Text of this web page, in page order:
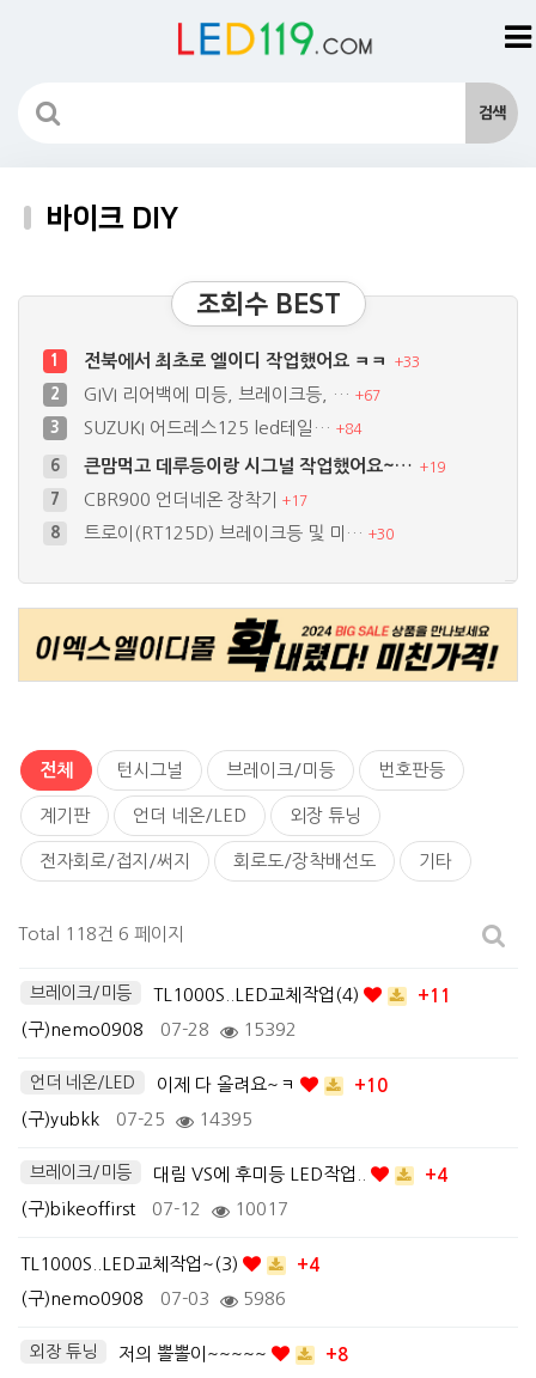
바이크 DIY
조회수 BEST
6 큰맘먹고 데루등이랑 시그널 작업했어요~… +19
7 CBR900 언더네온 장착기 +17
8 트로이(RT125D) 브레이크등 및 미… +30
4 간단한 언더네온 작업+26
5 세상 하나뿐이 바이크? 가장 비싼 ^^…+19
1 전북에서 최초로 엘이디 작업했어요 ㅋㅋ +33
2 GIVI 리어백에 미등, 브레이크등, … +67
3 SUZUKI 어드레스125 led테일… +84
전체 턴시그널 브레이크/미등 번호판등
계기판 언더 네온/LED 외장 튜닝
전자회로/접지/써지 회로도/장착배선도 기타
Total 118건 6 페이지
브레이크/미등 TL1000S..LED교체작업(4)
+11
(구)nemo0908
07-28 15392
언더 네온/LED 이제 다 올려요~ㅋ
+10
(구)yubkk
07-25 14395
브레이크/미등 대림 VS에 후미등 LED작업..
+4
(구)bikeoffirst
07-12 10017
TL1000S..LED교체작업~(3)
+4
(구)nemo0908
07-03 5986
외장 튜닝 저의 뽈뽈이~~~~~
+8